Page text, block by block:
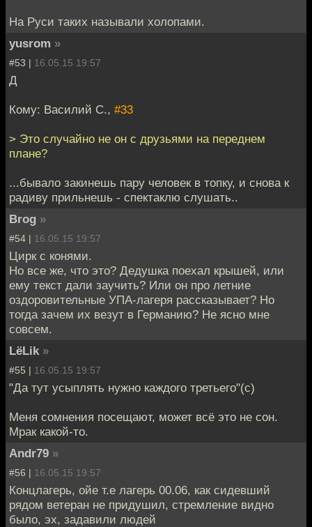
На Руси таких называли холопами.
yusrom »
#53 | 16.05.15 19:57
Д
Кому: Василий С., #33
> Это случайно не он с друзьями на переднем
плане?
...бывало закинешь пару человек в топку, и снова к
радиву прильнешь - спектаклю слушать..
Brog »
#54 | 16.05.15 19:57
Цирк с конями.
Но все же, что это? Дедушка поехал крышей, или
ему текст дали заучить? Или он про летние
оздоровительные УПА-лагеря рассказывает? Но
тогда зачем их везут в Германию? Не ясно мне
совсем.
LёLik »
#55 | 16.05.15 19:57
"Да тут усыплять нужно каждого третьего"(с)
Меня сомнения посещают, может всё это не сон.
Мрак какой-то.
Andr79 »
#56 | 16.05.15 19:57
Концлагерь, ойе т.е лагерь 00.06, как сидевший
рядом ветеран не придушил, стремление видно
было, эх, задавили людей